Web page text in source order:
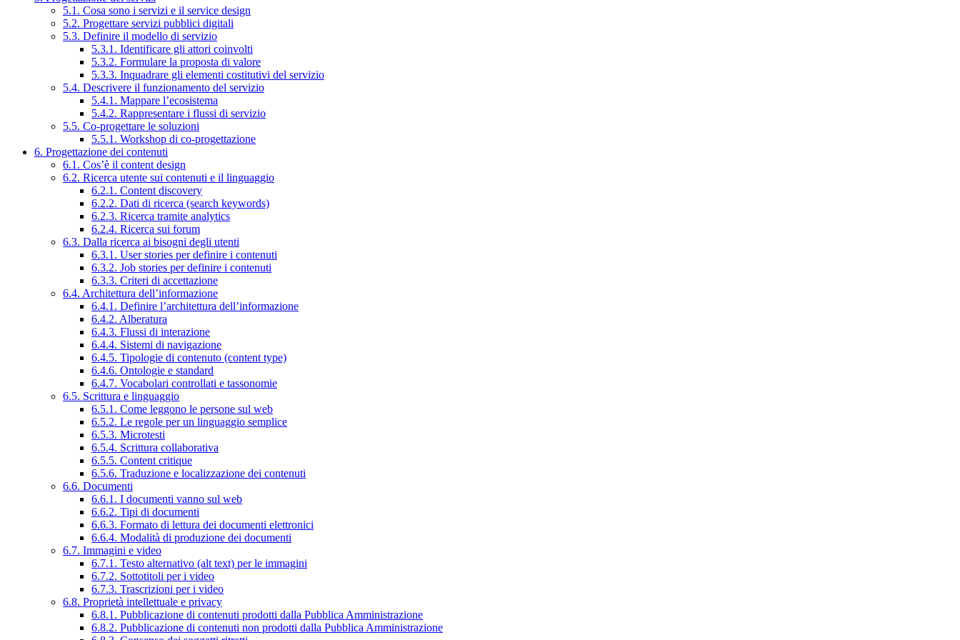
5.1. Cosa sono i servizi e il service design
5.2. Progettare servizi pubblici digitali
5.3. Definire il modello di servizio
5.3.1. Identificare gli attori coinvolti
5.3.2. Formulare la proposta di valore
5.3.3. Inquadrare gli elementi costitutivi del servizio
5.4. Descrivere il funzionamento del servizio
5.4.1. Mappare l’ecosistema
5.4.2. Rappresentare i flussi di servizio
5.5. Co-progettare le soluzioni
5.5.1. Workshop di co-progettazione
6. Progettazione dei contenuti
6.1. Cos’è il content design
6.2. Ricerca utente sui contenuti e il linguaggio
6.2.1. Content discovery
6.2.2. Dati di ricerca (search keywords)
6.2.3. Ricerca tramite analytics
6.2.4. Ricerca sui forum
6.3. Dalla ricerca ai bisogni degli utenti
6.3.1. User stories per definire i contenuti
6.3.2. Job stories per definire i contenuti
6.3.3. Criteri di accettazione
6.4. Architettura dell’informazione
6.4.1. Definire l’architettura dell’informazione
6.4.2. Alberatura
6.4.3. Flussi di interazione
6.4.4. Sistemi di navigazione
6.4.5. Tipologie di contenuto (content type)
6.4.6. Ontologie e standard
6.4.7. Vocabolari controllati e tassonomie
6.5. Scrittura e linguaggio
6.5.1. Come leggono le persone sul web
6.5.2. Le regole per un linguaggio semplice
6.5.3. Microtesti
6.5.4. Scrittura collaborativa
6.5.5. Content critique
6.5.6. Traduzione e localizzazione dei contenuti
6.6. Documenti
6.6.1. I documenti vanno sul web
6.6.2. Tipi di documenti
6.6.3. Formato di lettura dei documenti elettronici
6.6.4. Modalità di produzione dei documenti
6.7. Immagini e video
6.7.1. Testo alternativo (alt text) per le immagini
6.7.2. Sottotitoli per i video
6.7.3. Trascrizioni per i video
6.8. Proprietà intellettuale e privacy
6.8.1. Pubblicazione di contenuti prodotti dalla Pubblica Amministrazione
6.8.2. Pubblicazione di contenuti non prodotti dalla Pubblica Amministrazione